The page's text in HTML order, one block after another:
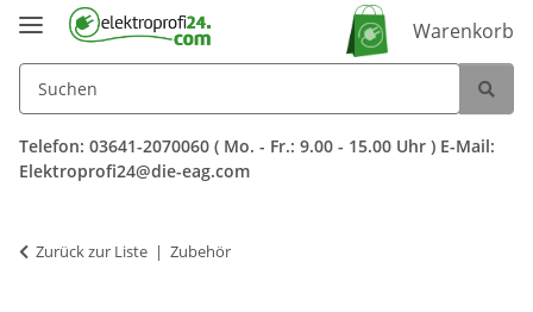
Warenkorb
Telefon: 03641-2070060 ( Mo. - Fr.: 9.00 - 15.00 Uhr ) E-Mail:
Elektroprofi24@die-eag.com
Zurück zur Liste Zubehör